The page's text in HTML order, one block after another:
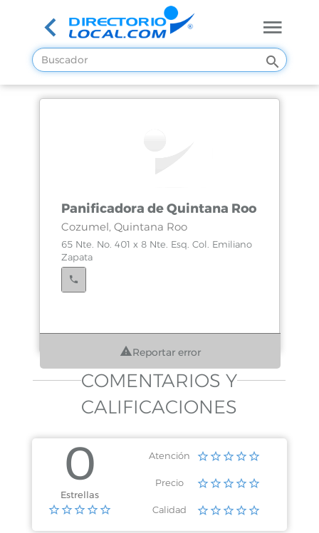
Panificadora de Quintana Roo
Cozumel, Quintana Roo
65 Nte. No. 401 x 8 Nte. Esq. Col. Emiliano
Zapata
Reportar error
COMENTARIOS Y
CALIFICACIONES
0
Estrellas
Atención
Precio
Calidad